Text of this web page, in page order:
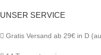
UNSER SERVICE
Gratis Versand ab 29€ in D